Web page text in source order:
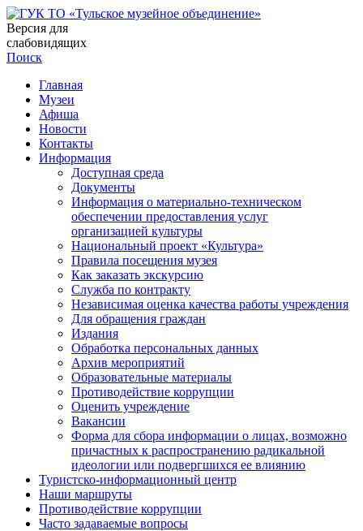
Версия для
слабовидящих
Поиск
Главная
Музеи
Афиша
Новости
Контакты
Информация
Доступная среда
Документы
Информация о материально-техническом
обеспечении предоставления услуг
организацией культуры
Национальный проект «Культура»
Правила посещения музея
Как заказать экскурсию
Служба по контракту
Независимая оценка качества работы учреждения
Для обращения граждан
Издания
Обработка персональных данных
Архив мероприятий
Образовательные материалы
Противодействие коррупции
Оценить учреждение
Вакансии
Форма для сбора информации о лицах, возможно
причастных к распространению радикальной
идеологии или подвергшихся ее влиянию
Туристско-информационный центр
Наши маршруты
Противодействие коррупции
Часто задаваемые вопросы